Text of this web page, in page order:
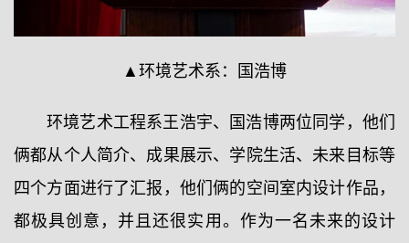
▲环境艺术系：国浩博
环境艺术工程系王浩宇、国浩博两位同学，他们
俩都从个人简介、成果展示、学院生活、未来目标等
四个方面进行了汇报，他们俩的空间室内设计作品，
都极具创意，并且还很实用。作为一名未来的设计